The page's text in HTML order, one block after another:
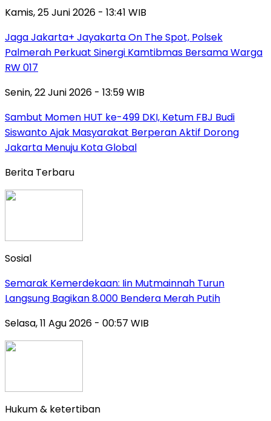
Kamis, 25 Juni 2026 - 13:41 WIB
Jaga Jakarta+ Jayakarta On The Spot, Polsek
Palmerah Perkuat Sinergi Kamtibmas Bersama Warga
RW 017
Senin, 22 Juni 2026 - 13:59 WIB
Sambut Momen HUT ke-499 DKI, Ketum FBJ Budi
Siswanto Ajak Masyarakat Berperan Aktif Dorong
Jakarta Menuju Kota Global
Berita Terbaru
Sosial
Semarak Kemerdekaan: Iin Mutmainnah Turun
Langsung Bagikan 8.000 Bendera Merah Putih
Selasa, 11 Agu 2026 - 00:57 WIB
Hukum & ketertiban